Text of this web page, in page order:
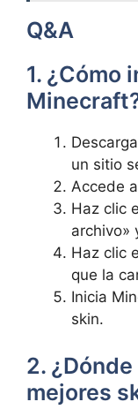
Q&A
1. ¿Cómo
un sitio
Accede
Haz ⁤clic
archivo»
Haz clic
que la
Inicia
skin.
2.
mejores